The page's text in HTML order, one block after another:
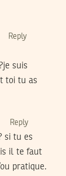
Reply
suis
toi tu as
Reply
si tu es
il te faut
pratique.